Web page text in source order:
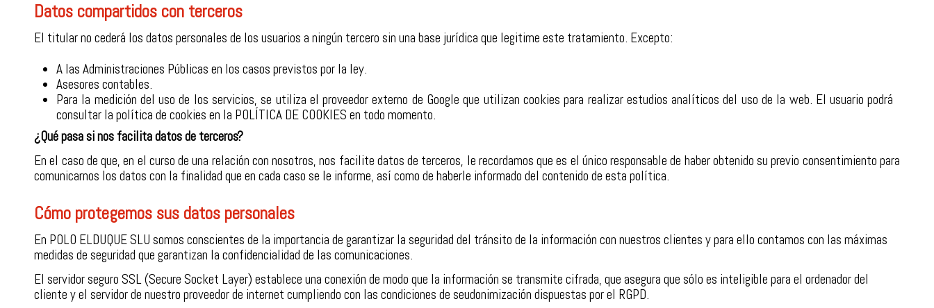
Datos compartidos con terceros
El titular no cederá los datos personales de los usuarios a ningún tercero sin una base jurídica que legitime este tratamiento. Excepto:
A las Administraciones Públicas en los casos previstos por la ley.
Asesores contables.
Para la medición del uso de los servicios, se utiliza el proveedor externo de Google que utilizan cookies para realizar estudios analíticos del uso de la web. El usuario podrá
consultar la política de cookies en la POLÍTICA DE COOKIES en todo momento.
¿Qué pasa si nos facilita datos de terceros?
En el caso de que, en el curso de una relación con nosotros, nos facilite datos de terceros, le recordamos que es el único responsable de haber obtenido su previo consentimiento para
comunicarnos los datos con la finalidad que en cada caso se le informe, así como de haberle informado del contenido de esta política.
Cómo protegemos sus datos personales
En POLO ELDUQUE SLU somos conscientes de la importancia de garantizar la seguridad del tránsito de la información con nuestros clientes y para ello contamos con las máximas
medidas de seguridad que garantizan la confidencialidad de las comunicaciones.
El servidor seguro SSL (Secure Socket Layer) establece una conexión de modo que la información se transmite cifrada, que asegura que sólo es inteligible para el ordenador del
cliente y el servidor de nuestro proveedor de internet cumpliendo con las condiciones de seudonimización dispuestas por el RGPD.